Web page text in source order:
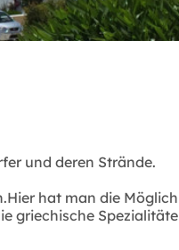
und deren Strände.
hat man die
griechische